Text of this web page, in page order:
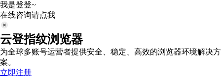
我是登登~
在线咨询请点我
云登指纹浏览器
为全球多账号运营者提供安全、稳定、高效的浏览器环境解决方
案。
立即注册